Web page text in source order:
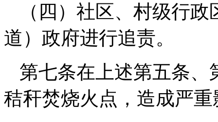
（四）社区、村级行
道）政府进行追责。
第七条在上述第五条、
秸秆焚烧火点，造成严